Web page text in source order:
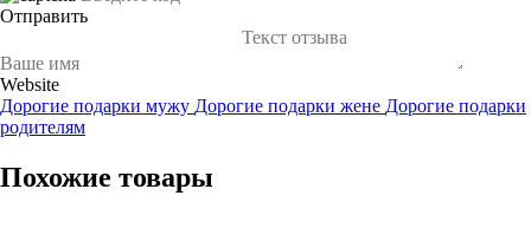
Отправить
Website
Дорогие подарки мужу Дорогие подарки жене Дорогие подарки
родителям
Похожие товары